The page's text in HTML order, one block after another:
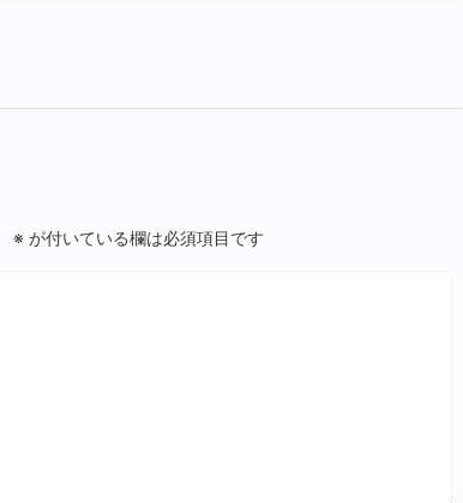
※ が付いている欄は必須項目です